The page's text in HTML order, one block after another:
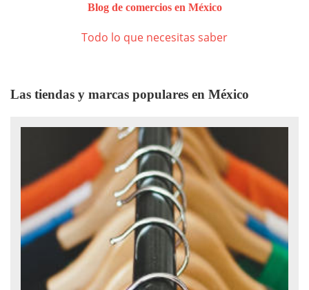
Blog de comercios en México
Todo lo que necesitas saber
Las tiendas y marcas populares en México